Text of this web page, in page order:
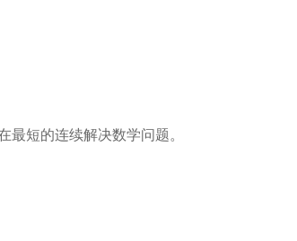
短的连续解决数学问题。